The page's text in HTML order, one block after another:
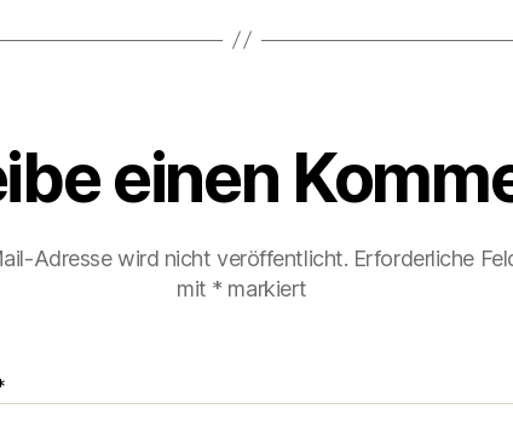
einen
Adresse wird nicht veröffentlicht. Erforderliche
mit * markiert